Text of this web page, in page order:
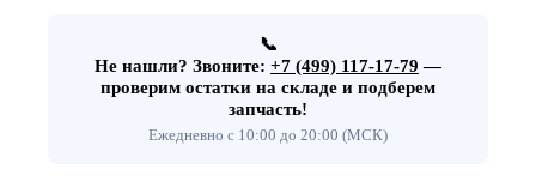
📞
Не нашли? Звоните: +7 (499) 117-17-79 —
проверим остатки на складе и подберем
запчасть!
Ежедневно с 10:00 до 20:00 (МСК)